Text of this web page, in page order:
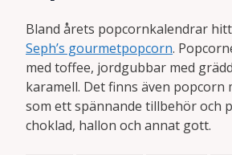
Bland årets popcornkalendrar
Seph’s gourmetpopcorn.
med toffee, jordgubbar med
karamell. Det finns även popcorn
som ett spännande tillbehör och
choklad, hallon och annat gott.